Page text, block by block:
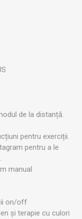
de la distanță.
pentru exerciții.
pentru a le
manual
on/off
și terapie cu culori